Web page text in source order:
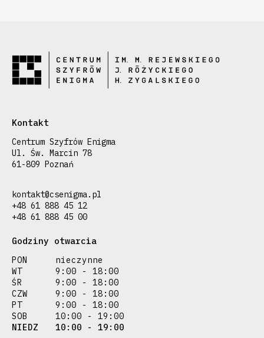
Kontakt
Centrum Szyfrów Enigma
Ul. Św. Marcin 78
61-809 Poznań
kontakt@csenigma.pl
+48 61 888 45 12
+48 61 888 45 00
Godziny otwarcia
PON
nieczynne
WT
9:00 - 18:00
ŚR
9:00 - 18:00
CZW
9:00 - 18:00
PT
9:00 - 18:00
SOB
10:00 - 19:00
NIEDZ
10:00 - 19:00